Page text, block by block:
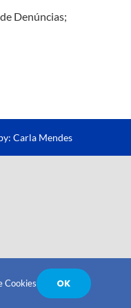
Denúncias;
Carla Mendes
Cookies OK